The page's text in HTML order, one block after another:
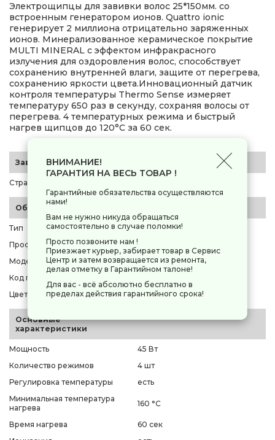
Электрощипцы для завивки волос 25*150мм. со
встроенным генератором ионов. Quattro ionic
генерирует 2 миллиона отрицательно заряженных
ионов. Минерализованное керамическое покрытие
MULTI MINERAL с эффектом инфракрасного
излучения для оздоровления волос, способствует
сохранению внутренней влаги, защите от перегрева,
сохранению яркости цвета.Инновационный датчик
контроля температуры Thermo Sense измеряет
температуру 650 раз в секунду, сохраняя волосы от
перегрева. 4 температурных режима и быстрый
нагрев щипцов до 120°C за 60 сек.
Заводские данные
Страна-производитель
Общие параметры
Тип
стайлер
Профессиональная техника
Модель
POLARIS PHS 2517M
Код производителя
Цвет корпуса
белый
Основные
характеристики
Мощность
45 Вт
Количество режимов
4 шт
Регулировка температуры
есть
Минимальная температура
нагрева
160 °C
Время нагрева
60 сек
ВНИМАНИЕ!
ГАРАНТИЯ НА ВЕСЬ ТОВАР !
Гарантийные обязательства осуществляются
нами!
Вам не нужно никуда обращаться
самостоятельно в случае поломки!
Просто позвоните нам !
Приезжает курьер, забирает товар в Сервис
Центр и затем возвращается из ремонта,
делая отметку в Гарантийном талоне!
Для вас - всё абсолютно бесплатно в
пределах действия гарантийного срока!